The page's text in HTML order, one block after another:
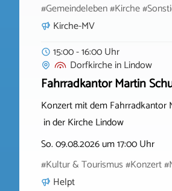
#Gemeindeleben #Kirche
Kirche-MV
15:00 - 16:00 Uhr
DorfkircheinLindow
Fahrradkantor Martin
Konzert mit dem Fahrradkantor
in der Kirche Lindow
So. 09.08.2026 um 17:00 Uhr
#Kultur & Tourismus #Konzert
Helpt